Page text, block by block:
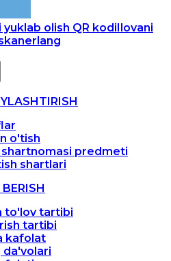
Ilovani
o'tish
predmeti
shartlari
to'lov tartibi
tartibi
kafolat
da'volari